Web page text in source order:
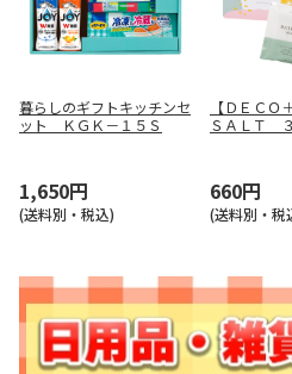
暮らしのギフトキッチンセ
ット ＫＧＫ－１５Ｓ
1,650円
(送料別・税込)
【ＤＥＣ
ＳＡＬＴ
660円
(送料別・税